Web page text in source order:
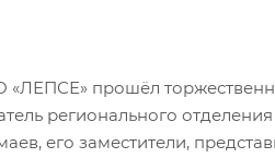
«ЛЕПСЕ» прошёл
регионального
его заместители,